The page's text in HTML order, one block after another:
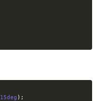
15deg );